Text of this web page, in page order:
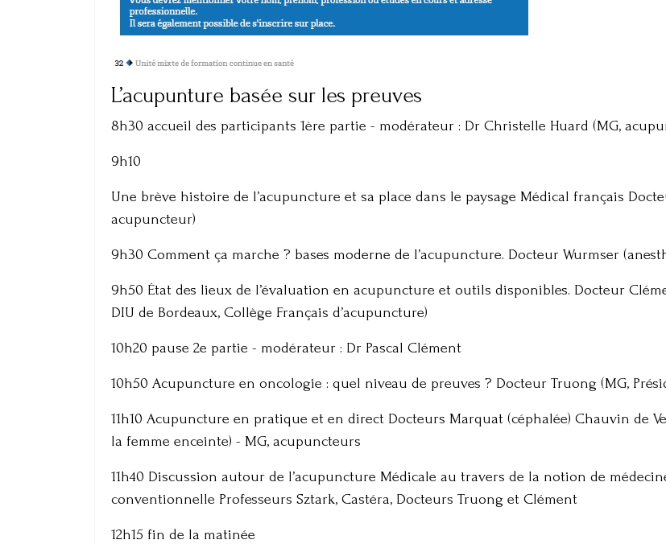
L’acupunture basée sur les preuves
8h30 accueil des participants 1ère partie - modérateur : Dr Christelle Huard (MG,
9h10
Une brève histoire de l’acupuncture et sa place dans le paysage Médical français
acupuncteur)
9h30 Comment ça marche ? bases moderne de l’acupuncture. Docteur Wurmser
9h50 État des lieux de l’évaluation en acupuncture et outils disponibles. Docteur
DIU de Bordeaux, Collège Français d’acupuncture)
10h20 pause 2e partie - modérateur : Dr Pascal Clément
10h50 Acupuncture en oncologie : quel niveau de preuves ? Docteur Truong (MG,
11h10 Acupuncture en pratique et en direct Docteurs Marquat (céphalée) Chauvin de
la femme enceinte) - MG, acupuncteurs
11h40 Discussion autour de l’acupuncture Médicale au travers de la notion de
conventionnelle Professeurs Sztark, Castéra, Docteurs Truong et Clément
12h15 fin de la matinée